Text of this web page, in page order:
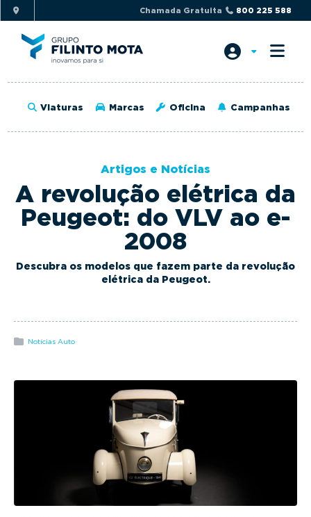
i
p
t
o
r
a
r
y
a
i
p
t
o
a
c
o
n
e
Chamada Gratuita 800 225 588
Viaturas Marcas Oficina Campanhas
A revolução elétrica da
Peugeot: do VLV ao e-
2008
Descubra os modelos que fazem parte da revolução
elétrica da Peugeot.
Artigos e Notícias
Notícias Auto